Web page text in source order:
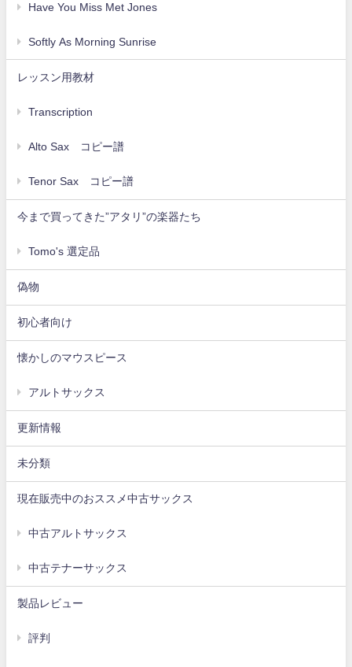
Have You Miss Met Jones
Softly As Morning Sunrise
レッスン用教材
Transcription
Alto Sax コピー譜
Tenor Sax コピー譜
今まで買ってきた”アタリ”の楽器たち
Tomo's 選定品
偽物
初心者向け
懐かしのマウスピース
アルトサックス
更新情報
未分類
現在販売中のおススメ中古サックス
中古アルトサックス
中古テナーサックス
製品レビュー
評判